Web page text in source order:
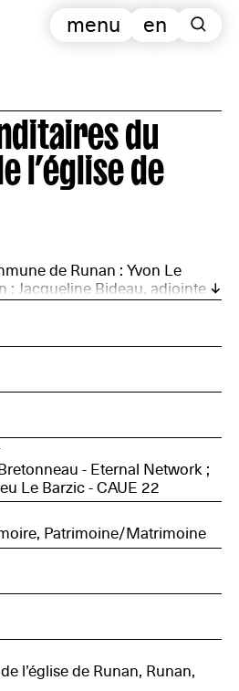
en
menu
du
l’église de
de Runan : Yvon Le
; Jacqueline Bideau, adjointe
adjointe au maire ; Pierre
; ainsi que les employé·es
- Eternal Network ;
Le Barzic - CAUE 22
Patrimoine/Matrimoine
l’église de Runan, Runan,